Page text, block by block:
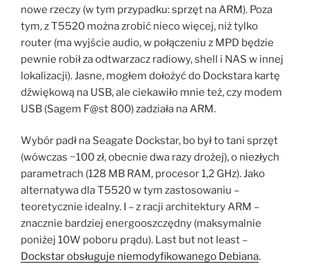
nowe rzeczy (w tym przypadku: sprzęt na ARM). Poza
tym, z T5520 można zrobić nieco więcej, niż tylko
router (ma wyjście audio, w połączeniu z MPD będzie
pewnie robił za odtwarzacz radiowy, shell i NAS w innej
lokalizacji). Jasne, mogłem dołożyć do Dockstara kartę
dźwiękową na USB, ale ciekawiło mnie też, czy modem
USB (Sagem F@st 800) zadziała na ARM.
Wybór padł na Seagate Dockstar, bo był to tani sprzęt
(wówczas ~100 zł, obecnie dwa razy drożej), o niezłych
parametrach (128 MB RAM, procesor 1,2 GHz). Jako
alternatywa dla T5520 w tym zastosowaniu –
teoretycznie idealny. I – z racji architektury ARM –
znacznie bardziej energooszczędny (maksymalnie
poniżej 10W poboru prądu). Last but not least –
Dockstar obsługuje niemodyfikowanego Debiana.